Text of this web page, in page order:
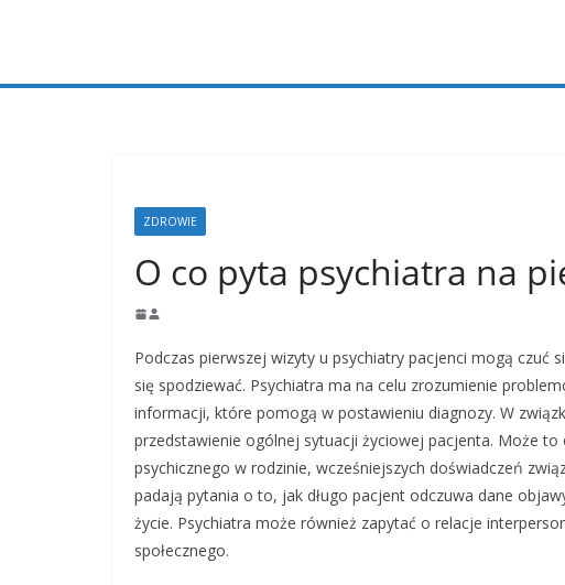
ZDROWIE
O co pyta psychiatra na
Podczas pierwszej wizyty u psychiatry pacjenci mogą czuć
się spodziewać. Psychiatra ma na celu zrozumienie
informacji, które pomogą w postawieniu diagnozy. W
przedstawienie ogólnej sytuacji życiowej pacjenta. Może
psychicznego w rodzinie, wcześniejszych doświadczeń
padają pytania o to, jak długo pacjent odczuwa dane
życie. Psychiatra może również zapytać o relacje
społecznego.